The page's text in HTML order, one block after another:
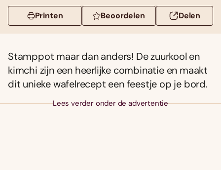
Printen Beoordelen Delen
Stamppot maar dan anders! De zuurkool en
kimchi zijn een heerlijke combinatie en maakt
dit unieke wafelrecept een feestje op je bord.
Lees verder onder de advertentie